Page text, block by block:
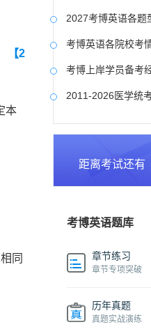
【2
本
同
2027考博英语各题
考博英语各院校考
考博上岸学员备考
2011-2026医学统
中国社会科学院大
国防科技大学历年
中央美术学院历年
距离考试还有
考博英语题库
章节练习
章节专项突破
历年真题
真题实战演练